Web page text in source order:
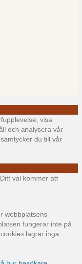
visa
och analysera vår
du till vår
val kommer att
webbplatsens
fungerar inte på
lagrar inga